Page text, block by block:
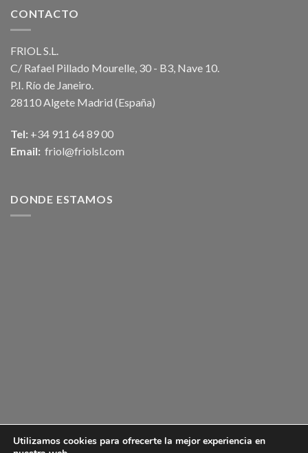
CONTACTO
FRIOL S.L.
C/ Rafael Pillado Mourelle, 30 - B3, Nave 10.
P.I. Río de Janeiro.
28110 Algete Madrid (España)
Tel: +34 911 64 89 00
Email: friol@friolsl.com
DONDE ESTAMOS
Utilizamos cookies para ofrecerte la mejor experiencia en